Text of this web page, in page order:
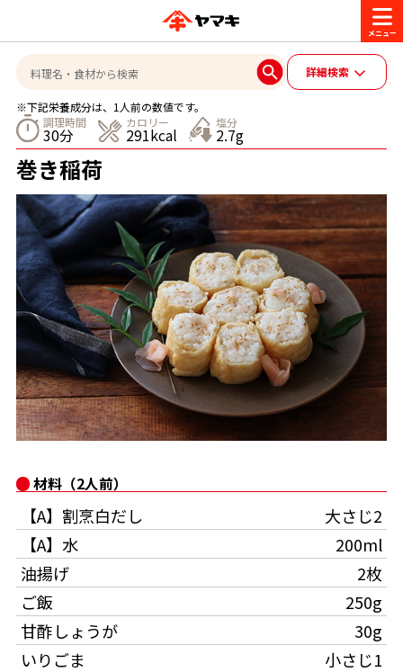
商品情報
ブランド一覧
ヤマキ『めんつゆ』 ヤマキ 割烹白だし
旨さ、別格。だし屋の鍋 韓福善シリーズ
レシピ
おいしいレシピを探す
おいしいレシピトップ
主食レシピ
主菜レシピ
汁物レシピ
おいしいレシピを商品から探す
かつお節レシピ
めんつゆレシピ
かつお節・だしを楽しむ
かつお節・だしを知る
だしの取り方
かつお節の削り方
かつお節・だしをもっと知る
かつお節・だしを楽しむ
だしコミュ
CM・キャンペーン
CM
キャンペーン一覧
企業・採用情報
企業情報
- 百年対話
採用情報
- ジョブリターン制
お問い合わせ
ヤマキお客様相談室
オンラインショップ
Global
詳細検索
※下記栄養成分は、1人前の数値です。
調理時間
30分
カロリー
291kcal
塩分
2.7g
巻き稲荷
材料（2人前）
【A】割烹白だし
大さじ2
【A】水
200ml
油揚げ
2枚
ご飯
250g
甘酢しょうが
30g
いりごま
小さじ1